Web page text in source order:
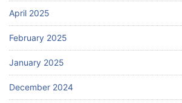
April 2025
February 2025
January 2025
December 2024